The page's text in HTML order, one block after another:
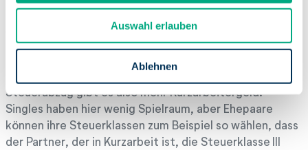
l
Auswahl erlauben
Ablehnen
Kurzarbeitergeld durch die Wahl der
Steuerklasse erhöhen
Die Höhe des Kurzarbeitergelds ist abhängig vom
Steuerabzug gibt es also mehr Kurzarbeitergeld.
Singles haben hier wenig Spielraum, aber Ehepaare
können ihre Steuerklassen zum Beispiel so wählen, dass
der Partner, der in Kurzarbeit ist, die Steuerklasse III